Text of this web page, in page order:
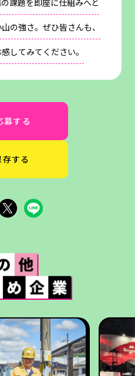
の強さ。ぜひ皆さんも、
してみてください。
募する
存する